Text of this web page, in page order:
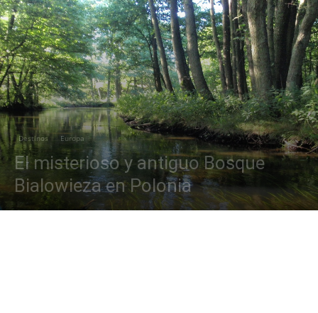
Destinos Europa
El misterioso y antiguo Bosque
Bialowieza en Polonia